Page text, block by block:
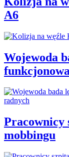
A6
Wojewoda
Pracownicy
mobbingu